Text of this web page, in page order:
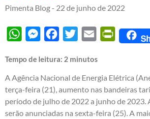
Pimenta Blog - 22 de junho de 2022
WhatsAppMessengerFacebook
Twitter Email
Tempo de leitura: 2 minutos
A Agência Nacional de Energia Elétrica
terça-feira (21), aumento nas bandeiras
período de julho de 2022 a junho de 2023.
serão anunciadas na sexta-feira (25). A